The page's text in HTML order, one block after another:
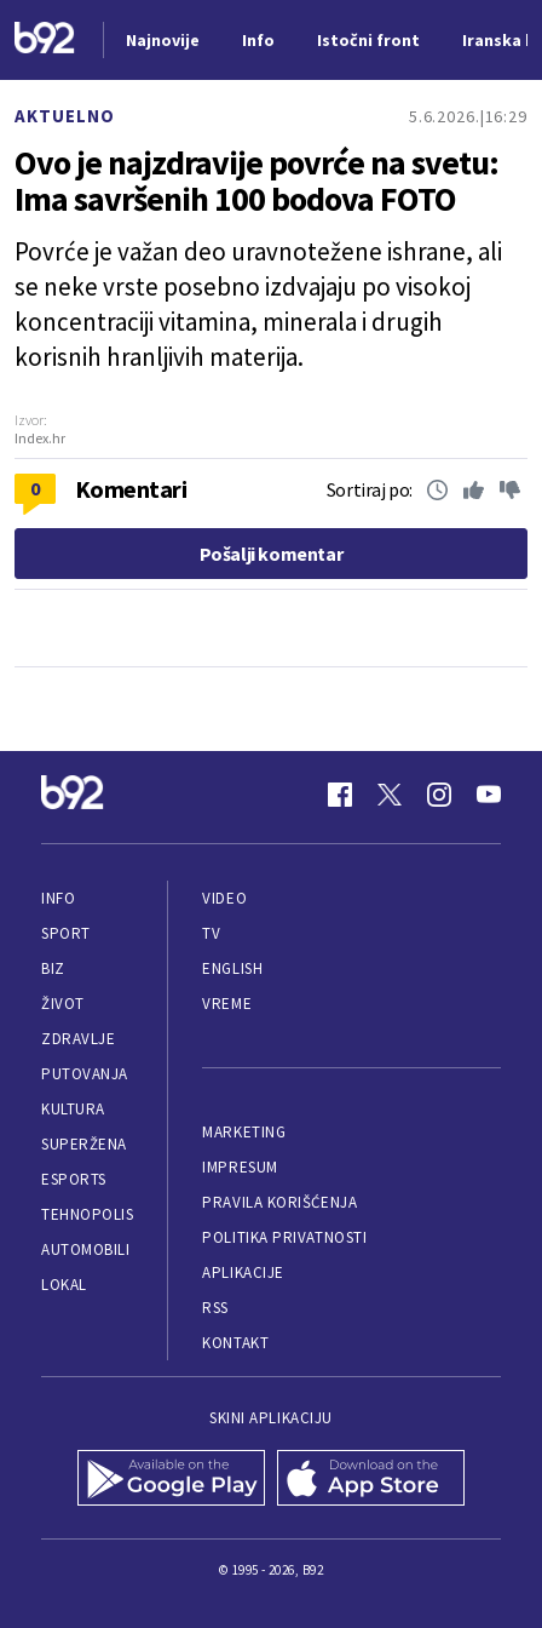
Najnovije Info Istočni front Iranska
AKTUELNO 5.6.2026. 16:29
Ovo je najzdravije povrće na svetu:
Ima savršenih 100 bodova FOTO
Povrće je važan deo uravnotežene ishrane, ali
se neke vrste posebno izdvajaju po visokoj
koncentraciji vitamina, minerala i drugih
korisnih hranljivih materija.
Izvor:
Index.hr
0 Komentari Sortiraj po:
Pošalji komentar
INFO
SPORT
BIZ
ŽIVOT
ZDRAVLJE
PUTOVANJA
KULTURA
SUPERŽENA
ESPORTS
TEHNOPOLIS
AUTOMOBILI
LOKAL
VIDEO
TV
ENGLISH
VREME
MARKETING
IMPRESUM
PRAVILA KORIŠĆENJA
POLITIKA PRIVATNOSTI
APLIKACIJE
RSS
KONTAKT
SKINI APLIKACIJU
© 1995 - 2026, B92